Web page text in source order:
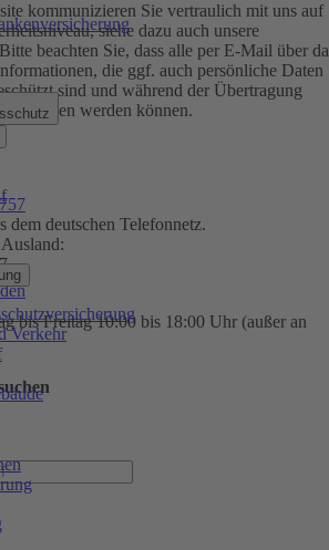
Verkehr
kommunizieren Sie vertraulich mit uns auf
siehe dazu auch unsere
beachten Sie, dass alle per E-Mail über
die ggf. auch persönliche Daten
sind und während der Übertragung
werden können.
dem deutschen Telefonnetz.
bis Freitag 10:00 bis 18:00 Uhr (außer an